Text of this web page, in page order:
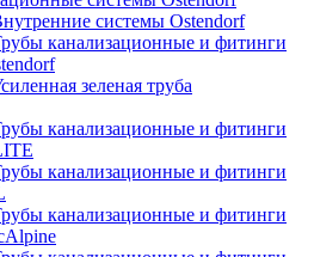
системы Ostendorf
канализационные и фитинги
зеленая труба
канализационные и фитинги
канализационные и фитинги
канализационные и фитинги